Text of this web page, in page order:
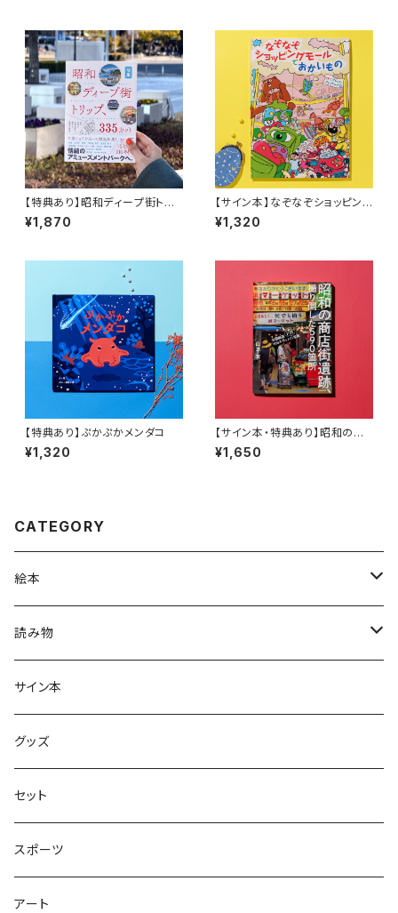
【特典あり】昭和ディープ街トリッ
プ、335カット 20代女性が小学
生から続ける探訪と研究
¥1,870
【サイン本】なぞなぞショッピング
モールでおかいもの
¥1,320
【特典あり】ぷかぷかメンダコ
¥1,320
【サイン本・特典あり】昭和の商
店街遺跡、撮り倒した590箇所
¥1,650
CATEGORY
絵本
グラニフのえほん
大人の絵本
学びの絵本
読み物
ホントのコイズミさん
昭和偏愛シリーズ
熊川哲也アートノベル
社会について考える
サイン本
グッズ
セット
スポーツ
アート